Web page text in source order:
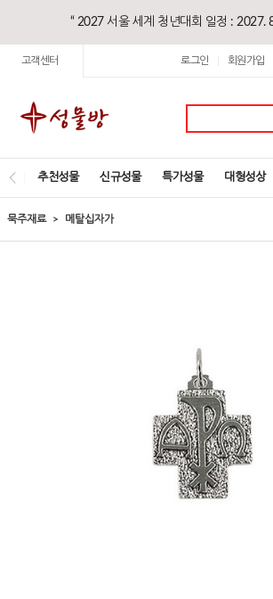
“ 2027 서울 세계 청년대회 일정 : 2027.
고객센터 로그인 회원가입
추천성물 신규성물 특가성물 대형성상
묵주재료 메탈십자가